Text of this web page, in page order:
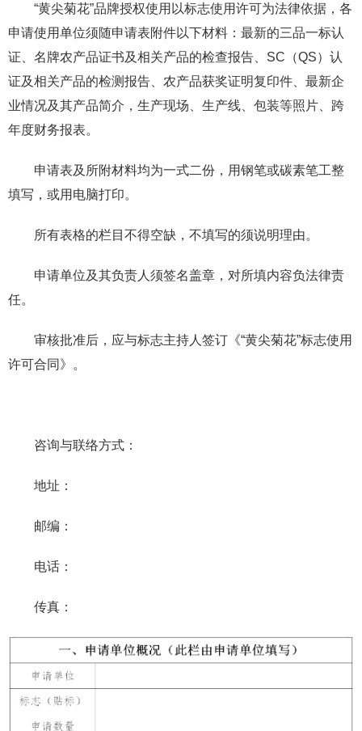
“黄尖菊花”品牌授权使用以标志使用许可为法律依据，各
申请使用单位须随申请表附件以下材料：最新的三品一标认
证、名牌农产品证书及相关产品的检查报告、SC（QS）认
证及相关产品的检测报告、农产品获奖证明复印件、最新企
业情况及其产品简介，生产现场、生产线、包装等照片、跨
年度财务报表。
申请表及所附材料均为一式二份，用钢笔或碳素笔工整
填写，或用电脑打印。
所有表格的栏目不得空缺，不填写的须说明理由。
申请单位及其负责人须签名盖章，对所填内容负法律责
任。
审核批准后，应与标志主持人签订《“黄尖菊花”标志使用
许可合同》。
咨询与联络方式：
地址：
邮编：
电话：
传真：